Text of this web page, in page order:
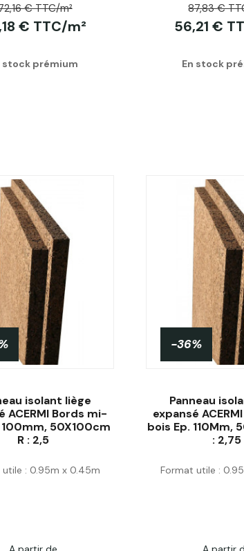
€ TTC/m²
€ TTC/m²
stock prémium
87,83 €
56,21 €
En stock
Acheter
isolant liège
ACERMI Bords mi-
100mm, 50X100cm
R : 2,5
utile : 0.95m x 0.45m
Acheter
-36%
Panneau
expansé
bois Ep. 110Mm,
: 2,75
Format utile :